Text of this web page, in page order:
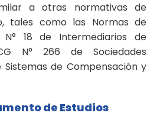
a otras normativas de
tales como las Normas de
18 de Intermediarios de
N° 266 de Sociedades
de Compensación y
de Estudios